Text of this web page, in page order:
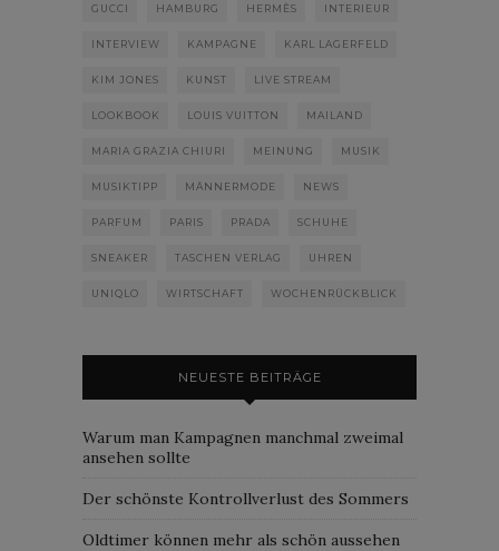
GUCCI HAMBURG HERMÈS INTERIEUR
INTERVIEW KAMPAGNE KARL LAGERFELD
KIM JONES KUNST LIVE STREAM
LOOKBOOK LOUIS VUITTON MAILAND
MARIA GRAZIA CHIURI MEINUNG MUSIK
MUSIKTIPP MÄNNERMODE NEWS
PARFUM PARIS PRADA SCHUHE
SNEAKER TASCHEN VERLAG UHREN
UNIQLO WIRTSCHAFT WOCHENRÜCKBLICK
NEUESTE BEITRÄGE
Warum man Kampagnen manchmal zweimal
ansehen sollte
Der schönste Kontrollverlust des Sommers
Oldtimer können mehr als schön aussehen